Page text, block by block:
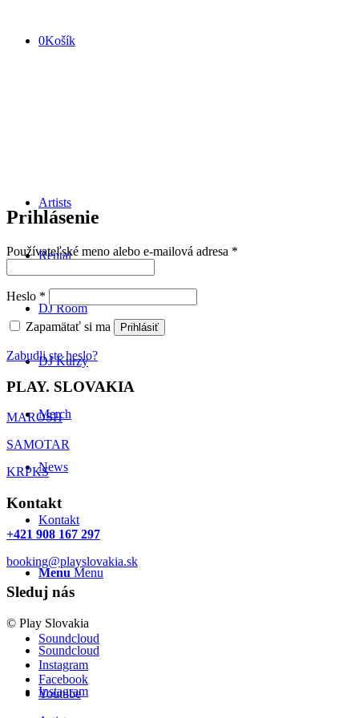
0Košík
Artists
Rental
DJ Room
DJ Kurzy
Merch
News
Kontakt
Menu Menu
Soundcloud
Instagram
Prihlásenie
Používateľské meno alebo e-mailová adresa *
Heslo *
Zapamätať si ma Prihlásiť
Zabudli ste heslo?
PLAY. SLOVAKIA
MAROSH
SAMOTAR
KRPKS
Kontakt
+421 908 167 297
booking@playslovakia.sk
Sleduj nás
© Play Slovakia
Soundcloud
Instagram
Facebook
Youtube